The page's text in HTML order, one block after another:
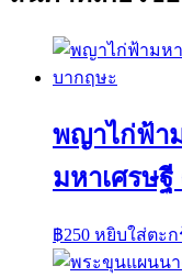
พญาไก่ฟ้า
มหาเศรษ
฿250 หยิบใส่ตะก